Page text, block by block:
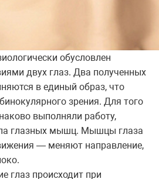
обусловлен
двух глаз. Два полученных
в единый образ, что
зрения. Для того
выполняли работу,
глазных мышц. Мышцы глаза
— меняют направление,
глаз происходит при